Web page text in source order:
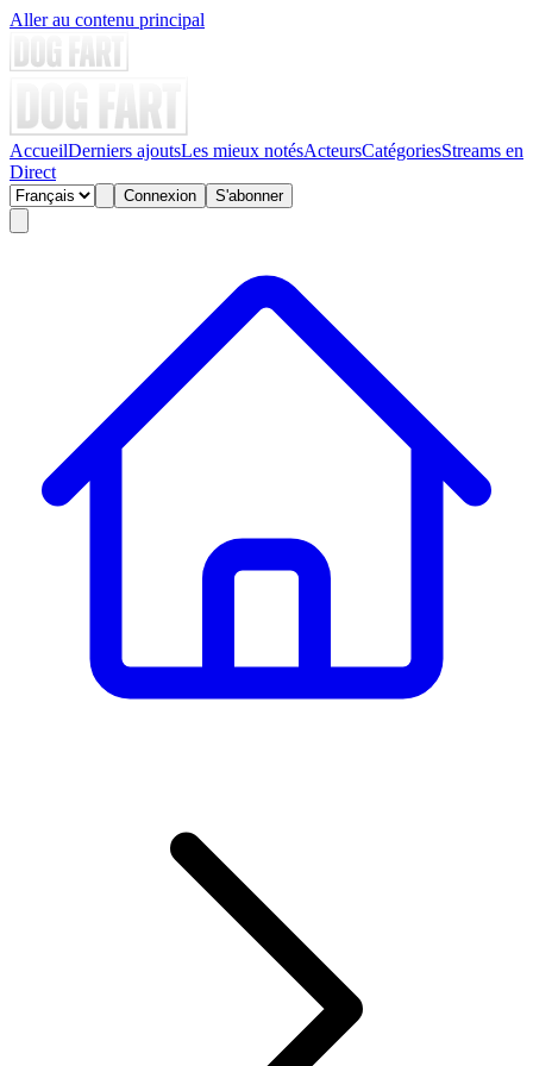
Aller au contenu principal
AccueilDerniers ajoutsLes mieux notésActeursCatégoriesStreams en
Direct
Connexion S'abonner